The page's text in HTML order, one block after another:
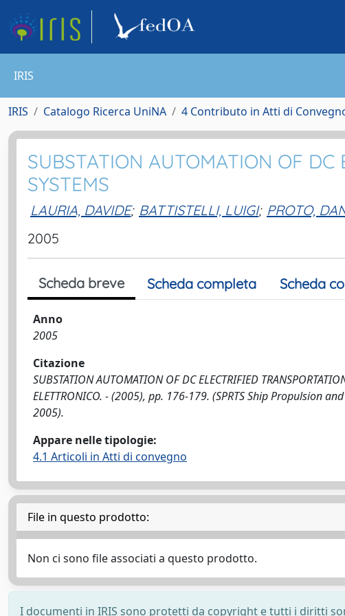
IRIS
IRIS Catalogo Ricerca UniNA 4 Contributo in Atti di
SUBSTATION AUTOMATION OF DC
SYSTEMS
LAURIA, DAVIDE; BATTISTELLI, LUIGI; PROTO,
2005
Scheda breve Scheda completa Scheda
Anno
2005
Citazione
SUBSTATION AUTOMATION OF DC ELECTRIFIED
ELETTRONICO. - (2005), pp. 176-179. (SPRTS Ship Propulsion
2005).
Appare nelle tipologie:
4.1 Articoli in Atti di convegno
File in questo prodotto:
Non ci sono file associati a questo prodotto.
I documenti in IRIS sono protetti da copyright e tutti i diritti